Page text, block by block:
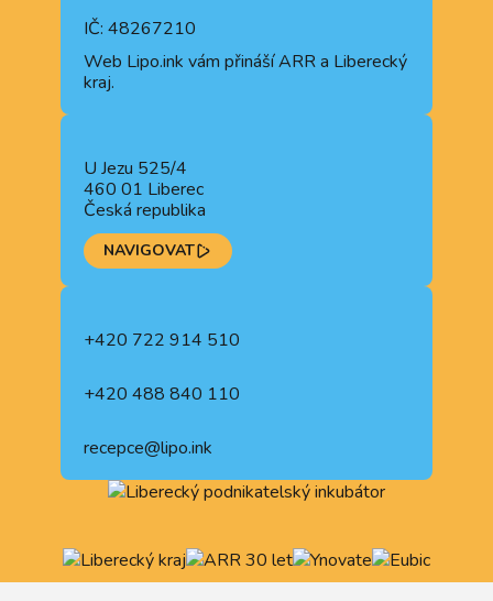
IČ: 48267210
Web Lipo.ink vám přináší ARR a Liberecký
kraj.
U Jezu 525/4
460 01 Liberec
Česká republika
NAVIGOVAT
+420 722 914 510
+420 488 840 110
recepce@lipo.ink